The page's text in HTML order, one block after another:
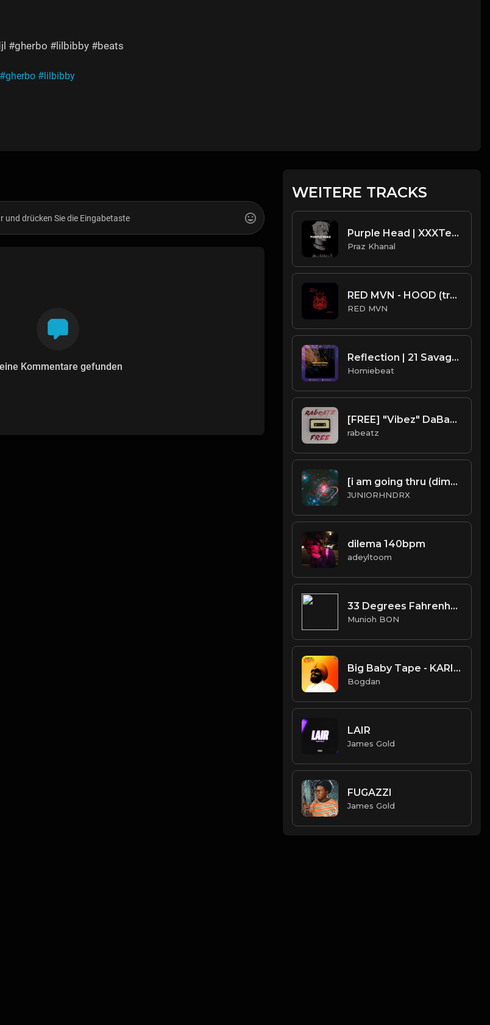
#gherbo #lilbibby #beats
#gherbo #lilbibby
Kommentare gefunden
WEITERE TRACKS
Purple Head | XXXTentacion Type Beat [Copyright Free Music]
Praz Khanal
RED MVN - HOOD (trap beat)
RED MVN
Reflection | 21 Savage Type Beat
Homiebeat
[FREE] "Vibez" DaBaby type beat
rabeatz
[i am going thru (dimensions)]
JUNIORHNDRX
dilema 140bpm
adeyltoom
33 Degrees Fahrenheit
Munioh BON
Big Baby Tape - KARI (Instrumental) (Prod. By Call Me G)
Bogdan
LAIR
James Gold
FUGAZZI
James Gold